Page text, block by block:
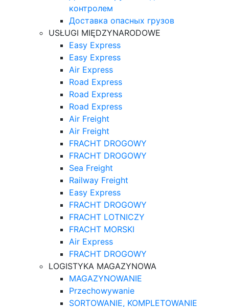
контролем
Доставка опасных грузов
USŁUGI MIĘDZYNARODOWE
Easy Express
Easy Express
Air Express
Road Express
Road Express
Road Express
Air Freight
Air Freight
FRACHT DROGOWY
FRACHT DROGOWY
Sea Freight
Railway Freight
Easy Express
FRACHT DROGOWY
FRACHT LOTNICZY
FRACHT MORSKI
Air Express
FRACHT DROGOWY
LOGISTYKA MAGAZYNOWA
MAGAZYNOWANIE
Przechowywanie
SORTOWANIE, KOMPLETOWANIE